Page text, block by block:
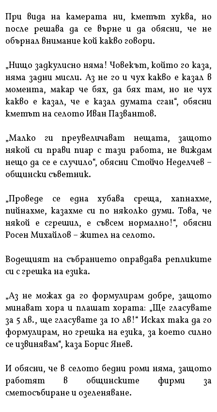
При вида на камерата ни, кметът хуква, но
после решава да се върне и да обясни, че не
обърнал внимание кой какво говори.
„Нищо задкулисно няма! Човекът, който го каза,
няма задни мисли. Аз не го и чух какво е казал в
момента, макар че бях, да бях там, но не чух
какво е казал, че е казал думата сган“, обясни
кметът на селото Иван Пазвантов.
„Малко ги преувеличават нещата, защото
някой си прави пиар с тази работа, не виждам
нещо да се е случило“, обясни Стойчо Неделчев –
общински съветник.
„Проведе се една хубава среща, хапнахме,
пийнахме, казахме си по няколко думи. Това, че
някой е сгрешил, е съвсем нормално!“, обясни
Росен Михайлов – жител на селото.
Водещият на събранието оправдава репликите
си с грешка на езика.
„Аз не можах да го формулирам добре, защото
минават хора и плашат хората: „Ще гласувате
за 5 лв., ще гласувате за 10 лв!“ Исках така да го
формулирам, но грешка на езика, за което силно
се извинявам“, каза Борис Янев.
И обясни, че в селото бедни роми няма, защото
работят в общинските фирми за
сметосъбиране и озеленяване.